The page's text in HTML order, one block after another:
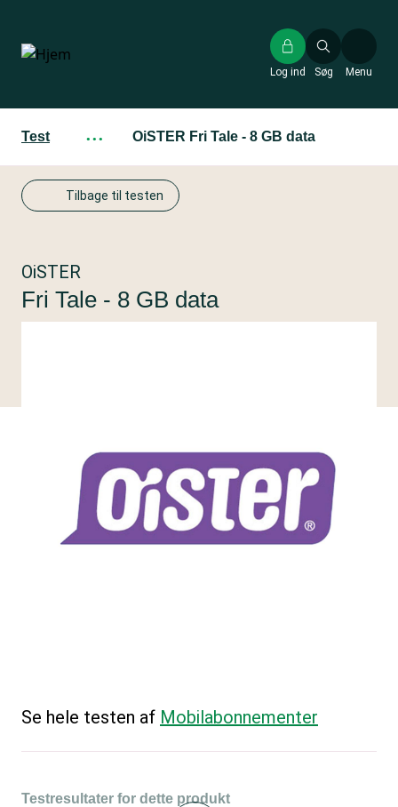
hovedindhold
Søg
Log ind Menu
Test ··· OiSTER Fri Tale - 8 GB data
Tilbage til testen
OiSTER
Fri Tale - 8 GB data
Se hele testen af Mobilabonnementer
Testresultater for dette produkt